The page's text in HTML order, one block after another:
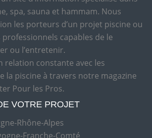
spa, sauna et hammam. Nous
les porteurs d’un projet piscine ou
professionnels capables de le
ou l’entretenir.
relation constante avec les
la piscine à travers notre magazine
Pour les Pros.
VOTRE PROJET
Rhône-Alpes
Franche-Comté